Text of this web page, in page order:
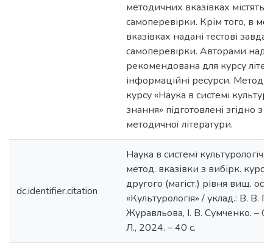
методичних вказівках
самоперевірки. Крім того, в
вказівках надані тестові
самоперевірки. Авторами
рекомендована для курсу
інформаційні ресурси.
курсу «Наука в системі
знання» підготовлені згідно з
методичної літератури.
dc.identifier.citation
Наука в системі
метод. вказівки з вибірк. курсу
другого (магіст.) рівня вищ.
«Культурологія» / уклад.: В. В.
Журавльова, І. В. Сумченко. –
Л., 2024. – 40 с.